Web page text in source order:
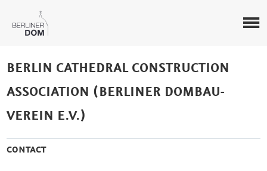
BERLIN CATHEDRAL CONSTRUCTION
ASSOCIATION (BERLINER DOMBAU-
VEREIN E.V.)
CONTACT